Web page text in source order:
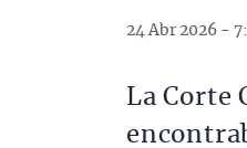
24 Abr 2026 -
La